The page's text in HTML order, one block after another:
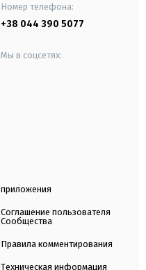
Номер телефона:
+38 044 390 5077
Мы в соцсетях:
приложения
Соглашение пользователя
Сообщества
Правила комментирования
Техническая информация